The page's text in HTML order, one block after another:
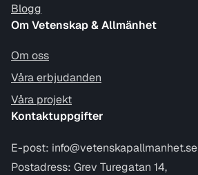
Blogg
Om Vetenskap & Allmänhet
Om oss
Våra erbjudanden
Våra projekt
Kontaktuppgifter
E-post: info@vetenskapallmanhet.se
Postadress: Grev Turegatan 14,